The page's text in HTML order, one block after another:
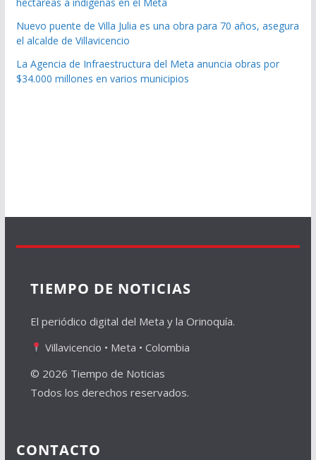
Nuevo puente de Villa Julia es una obra para 70 años, asegura
el alcalde de Villavicencio
La Agencia de Infraestructura del Meta anuncia obras por
$34.000 millones en varios municipios
TIEMPO DE NOTICIAS
El periódico digital del Meta y la Orinoquía.
Villavicencio • Meta • Colombia
© 2026 Tiempo de Noticias
Todos los derechos reservados.
CONTACTO